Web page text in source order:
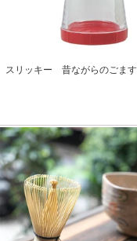
スリッキー 昔ながらのごま